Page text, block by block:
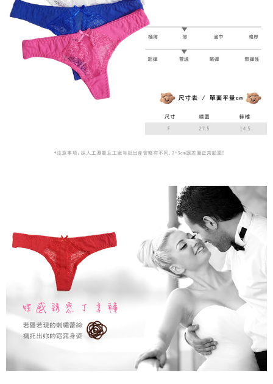
時審查核予不同之上限額度；若仍有額度不足之情形，本公司將視審查結果
請求用戶進行身份認證。
５．嚴禁一人註冊多個帳號或使用他人資訊註冊。若發現惡意使用之情形，
恩沛科技股份有限公司將有權停止該用戶之使用額度並採取法律行動。